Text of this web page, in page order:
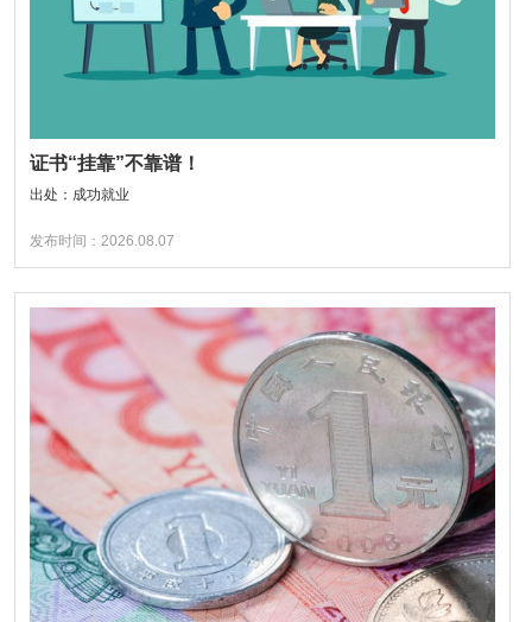
证书“挂靠”不靠谱！
出处：成功就业
发布时间：2026.08.07